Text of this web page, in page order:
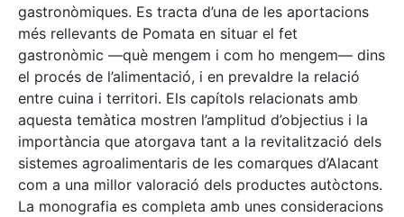
gastronòmiques. Es tracta d’una de les aportacions
més rellevants de Pomata en situar el fet
gastronòmic —què mengem i com ho mengem— dins
el procés de l’alimentació, i en prevaldre la relació
entre cuina i territori. Els capítols relacionats amb
aquesta temàtica mostren l’amplitud d’objectius i la
importància que atorgava tant a la revitalització dels
sistemes agroalimentaris de les comarques d’Alacant
com a una millor valoració dels productes autòctons.
La monografia es completa amb unes consideracions